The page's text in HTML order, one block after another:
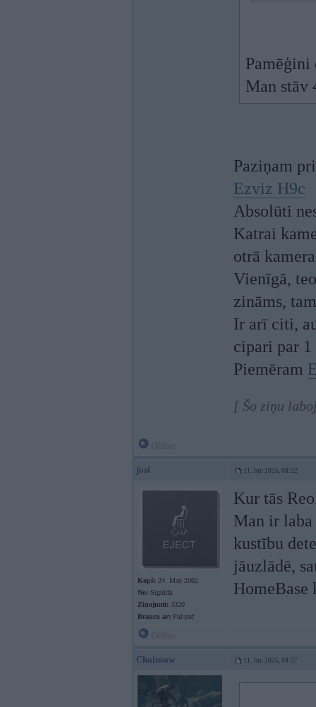
Man stāv
Paziņam
Ezviz H9c
Absolūti
Katrai
otrā
Vienīgā,
zināms,
Ir arī citi,
cipari par 1
Piemēram
[ Šo ziņu
josi 11. Jun 2025, 08:22
Kopš: 24. May 2002
No: Sigulda
Ziņojumi: 3320
Braucu ar: Puf-puf
Kur tās
Man ir
kustību
jāuzlādē,
Chainsaw 11. Jun 2025, 08:27